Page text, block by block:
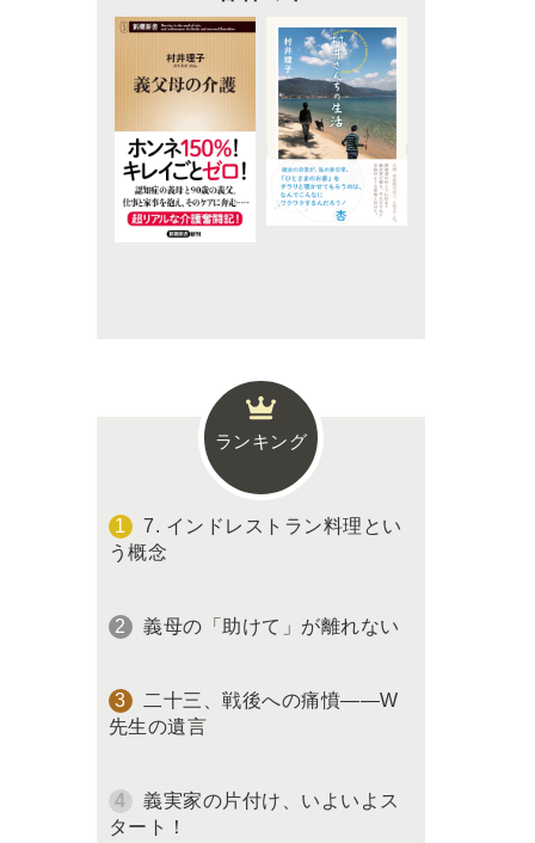
ランキング
7. インドレストラン料理とい
う概念
義母の「助けて」が離れない
二十三、戦後への痛憤――W
先生の遺言
義実家の片付け、いよいよス
タート！